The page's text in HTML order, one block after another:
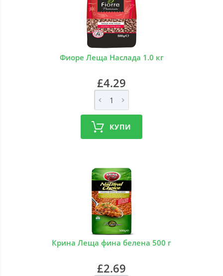
Фиоре Леща Наслада 1.0 кг
£4.29
КУПИ
Крина Леща фина белена 500 г
£2.69